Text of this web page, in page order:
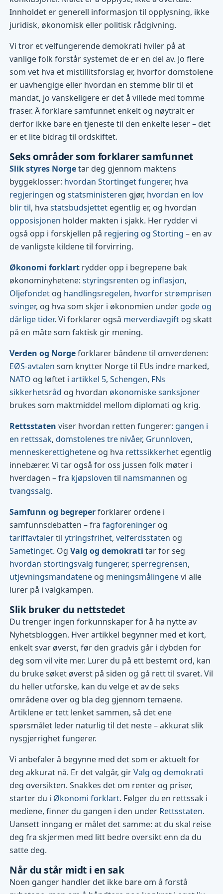
Innholdet er generell informasjon til opplysning, ikke
juridisk, økonomisk eller politisk rådgivning.
Vi tror et velfungerende demokrati hviler på at
vanlige folk forstår systemet de er en del av. Jo flere
som vet hva et mistillitsforslag er, hvorfor domstolene
er uavhengige eller hvordan en stemme blir til et
mandat, jo vanskeligere er det å villede med tomme
fraser. Å forklare samfunnet enkelt og nøytralt er
derfor ikke bare en tjeneste til den enkelte leser – det
er et lite bidrag til ordskiftet.
Seks områder som forklarer samfunnet
Slik styres Norgetar deg gjennom maktens
byggeklosser: hvordan Stortinget fungerer, hva
regjeringen ogstatsministeren gjør, hvordan en lov
blir til, hvastatsbudsjettet egentlig er, og hvordan
opposisjonen holder makten i sjakk. Her rydder vi
også opp i forskjellen på regjering og Storting – en av
de vanligste kildene til forvirring.
Økonomi forklart rydder opp i begrepene bak
økonominyhetene:styringsrenten og inflasjon,
Oljefondet og handlingsregelen, hvorfor strømprisen
svinger, og hva som skjer i økonomien under gode og
dårlige tider. Vi forklarer også merverdiavgift og skatt
på en måte som faktisk gir mening.
Verden og Norgeforklarer båndene til omverdenen:
EØS-avtalen som knytter Norge til EUs indre marked,
NATO og løftet iartikkel 5,Schengen, FNs
sikkerhetsråd og hvordan økonomiske sanksjoner
brukes som maktmiddel mellom diplomati og krig.
Rettsstaten viser hvordan retten fungerer: gangen i
en rettssak,domstolenes tre nivåer, Grunnloven,
menneskerettighetene og hva rettssikkerhet egentlig
innebærer. Vi tar også for oss jussen folk møter i
hverdagen – fra kjøpsloven til namsmannen og
tvangssalg.
Samfunn og begreperforklarer ordene i
samfunnsdebatten – frafagforeninger og
tariffavtalertilytringsfrihet,velferdsstaten og
Sametinget. OgValg og demokrati tar for seg
hvordan stortingsvalg fungerer,sperregrensen,
utjevningsmandatene og meningsmålingenevi alle
lurer på i valgkampen.
Slik bruker du nettstedet
Du trenger ingen forkunnskaper for å ha nytte av
Nyhetsbloggen. Hver artikkel begynner med et kort,
enkelt svar øverst, før den gradvis går i dybden for
deg som vil vite mer. Lurer du på ett bestemt ord, kan
du bruke søket øverst på siden og gå rett til svaret. Vil
du heller utforske, kan du velge et av de seks
områdene over og bla deg gjennom temaene.
Artiklene er tett lenket sammen, så det ene
spørsmålet leder naturlig til det neste – akkurat slik
nysgjerrighet fungerer.
Vi anbefaler å begynne med det som er aktuelt for
deg akkurat nå. Er det valgår, girValg og demokrati
deg oversikten. Snakkes det om renter og priser,
starter du i Økonomi forklart. Følger du en rettssak i
mediene, finner du gangen i den under Rettsstaten.
Uansett inngang er målet det samme: at du skal reise
deg fra skjermen med litt bedre oversikt enn da du
satte deg.
Når du står midt i en sak
Noen ganger handler det ikke bare om å forstå